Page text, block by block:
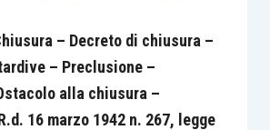
– Decreto di chiusura –
– Preclusione –
alla chiusura –
16 marzo 1942 n. 267, legge